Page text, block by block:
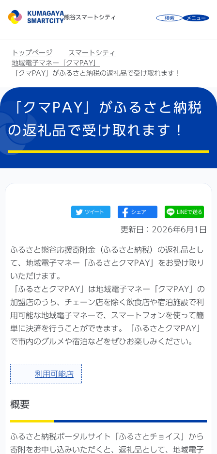
頭
で
す
熊谷スマートシティ 検索 メニュー
トップページ
スマートシティ
地域電子マネー「クマPAY」
「クマPAY」がふるさと納税の返礼品で受け取れます！
本
文
こ
「クマPAY」がふるさと納税
の返礼品で受け取れます！
更新日：2026年6月1日
ふるさと熊谷応援寄附金（ふるさと納税）の返礼品とし
て、地域電子マネー「ふるさとクマPAY」をお受け取り
いただけます。
「ふるさとクマPAY」は地域電子マネー「クマPAY」の
加盟店のうち、チェーン店を除く飲食店や宿泊施設で利
用可能な地域電子マネーで、スマートフォンを使って簡
単に決済を行うことができます。「ふるさとクマPAY」
で市内のグルメや宿泊などをぜひお楽しみください。
利用可能店
概要
ふるさと納税ポータルサイト「ふるさとチョイス」から
寄附をお申し込みいただくと、返礼品として、地域電子